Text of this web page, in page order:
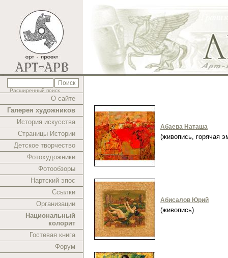
Расширенный поиск
О сайте
Галерея художников
История искусства
Страницы Истории
Детское творчество
Фотохудожники
Фотообзоры
Нартский эпос
Ссылки
Организации
Национальный
колорит
Гостевая книга
Форум
Абаева Наташа
(живопись, горячая
Абисалов Юрий
(живопись)